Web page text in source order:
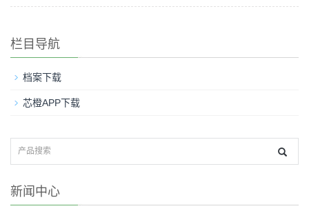
栏目导航
档案下载
芯橙APP下载
新闻中心